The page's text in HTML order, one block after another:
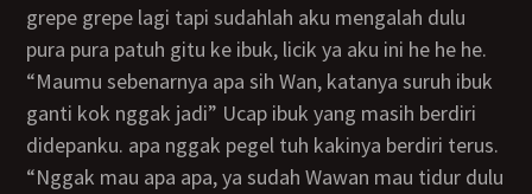
grepe grepe lagi tapi sudahlah aku mengalah dulu
pura pura patuh gitu ke ibuk, licik ya aku ini he he he.
“Maumu sebenarnya apa sih Wan, katanya suruh ibuk
ganti kok nggak jadi” Ucap ibuk yang masih berdiri
didepanku. apa nggak pegel tuh kakinya berdiri terus.
“Nggak mau apa apa, ya sudah Wawan mau tidur dulu